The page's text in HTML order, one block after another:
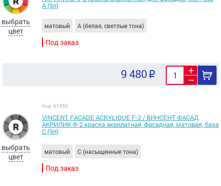
выбрать
цвет
А (9л)
матовый A (белая, светлые тона)
Под заказ
9 480
выбрать
цвет
Код: 61950
VINCENT FACADE ACRYLIQUE F-2 / ВИНСЕНТ ФАСАД
АКРИЛИК Ф-2 краска акрилатная, фасадная, матовая, база
С (9л)
матовый C (насыщенные тона)
Под заказ